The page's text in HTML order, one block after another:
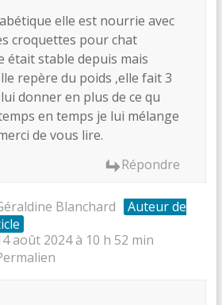
elle est nourrie avec
croquettes pour chat
était stable depuis mais
repère du poids ,elle fait 3
donner en plus de ce qu
en temps je lui mélange
de vous lire.
Répondre
Blanchard
Auteur de
août 2024 à 10 h 52 min